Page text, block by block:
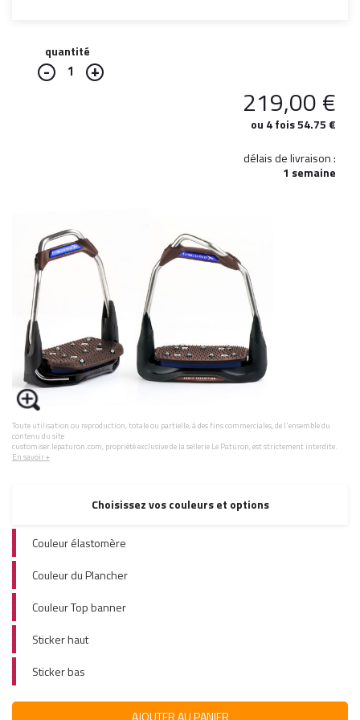
quantité
1
219,00€
ou 4 fois 54.75 €
délais de livraison :
1 semaine
Toute utilisation ou reproduction, totale ou partielle, à des fins commerciales, de l'ensemble du
contenu du site
customiser.lepaturon.com, propriété exclusive de la sellerie Le Paturon, est strictement interdite.
En savoir +
Choisissez vos couleurs et options
Couleur élastomère
Couleur du Plancher
Couleur Top banner
Sticker haut
Sticker bas
AJOUTER AU PANIER